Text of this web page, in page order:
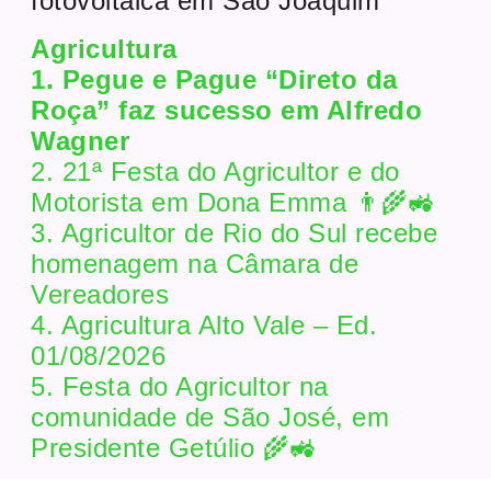
Agricultura
1. Pegue e Pague “Direto da
Roça” faz sucesso em Alfredo
Wagner
2. 21ª Festa do Agricultor e do
Motorista em Dona Emma 👨‍🌾🚜
3. Agricultor de Rio do Sul recebe
homenagem na Câmara de
Vereadores
4. Agricultura Alto Vale – Ed.
01/08/2026
5. Festa do Agricultor na
comunidade de São José, em
Presidente Getúlio 🌾🚜